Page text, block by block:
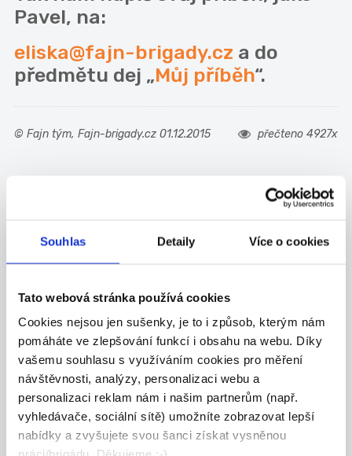
Souhlas Detaily Více o cookies
Tato webová stránka používá cookies
Cookies nejsou jen sušenky, je to i způsob, kterým nám
pomáháte ve zlepšování funkcí i obsahu na webu. Díky
vašemu souhlasu s využíváním cookies pro měření
návštěvnosti, analýzy, personalizaci webu a
personalizaci reklam nám i našim partnerům (např.
vyhledávače, sociální sítě) umožníte zobrazovat lepší
nabídky a zvyšujete svou šanci získat vysněnou
Pavel, na:
eliska@fajn-brigady.cz a do
předmětu dej „Můj příběh“.
© Fajn tým, Fajn-brigady.cz 01.12.2015 přečteno 4927x
Nejoblíbenější články